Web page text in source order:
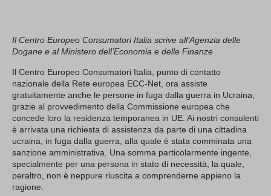
Il Centro Europeo Consumatori Italia scrive all’Agenzia delle
Dogane e al Ministero dell’Economia e delle Finanze
Il Centro Europeo Consumatori Italia, punto di contatto
nazionale della Rete europea ECC-Net, ora assiste
gratuitamente anche le persone in fuga dalla guerra in Ucraina,
grazie al provvedimento della Commissione europea che
concede loro la residenza temporanea in UE. Ai nostri consulenti
è arrivata una richiesta di assistenza da parte di una cittadina
ucraina, in fuga dalla guerra, alla quale è stata comminata una
sanzione amministrativa. Una somma particolarmente ingente,
specialmente per una persona in stato di necessità, la quale,
peraltro, non è neppure riuscita a comprenderne appieno la
ragione.